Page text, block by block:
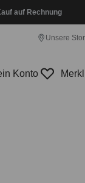
auf Rechnung
Unsere
Konto